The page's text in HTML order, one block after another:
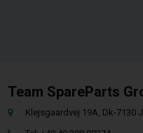
Team SpareParts
Klejsgaardvej 19A, Dk-7130